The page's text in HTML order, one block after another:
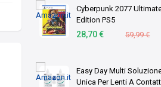
Cyberpunk 2077
Edition PS5
28,70 € 59,99 €
Easy Day Multi
Unica Per Lenti A